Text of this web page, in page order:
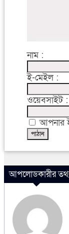
নাম :
ই-মেইল :
ওয়েবসাইট :
আপনার
আপলোডকারীর